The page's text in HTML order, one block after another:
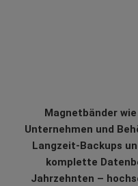
Magnetbänder
Unternehmen und
Langzeit-Backups
komplette
Jahrzehnten –